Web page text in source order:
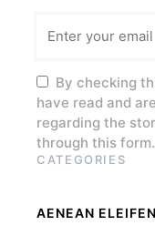
By checking
have read and
regarding the
through this form.
CATEGORIES
AENEAN